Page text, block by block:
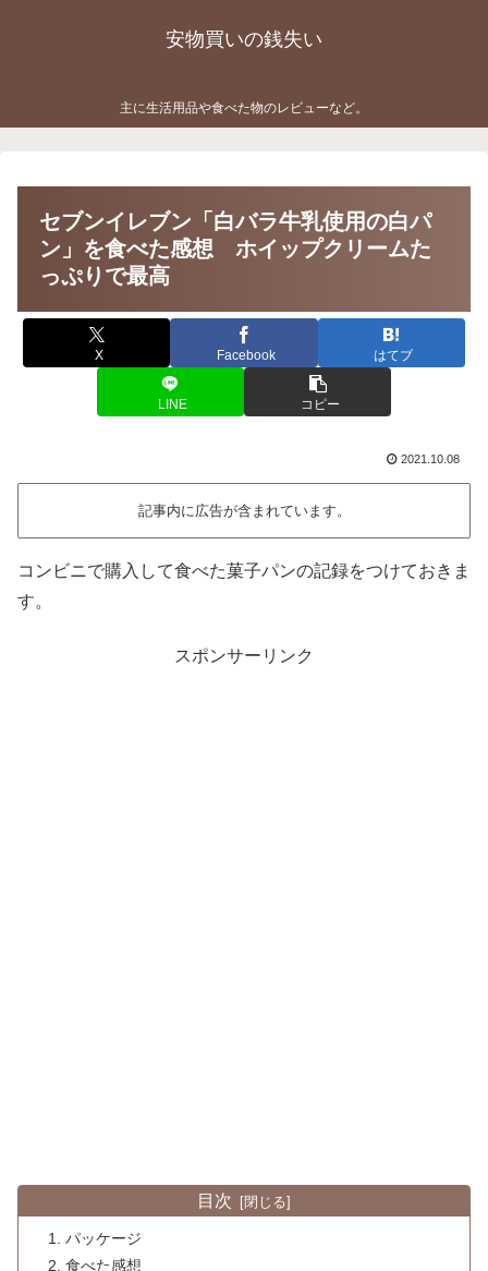
安物買いの銭失い
主に生活用品や食べた物のレビューなど。
セブンイレブン「白バラ牛乳使用の白パ
ン」を食べた感想 ホイップクリームた
っぷりで最高
X Facebook はてブ
LINE コピー
2021.10.08
記事内に広告が含まれています。
コンビニで購入して食べた菓子パンの記録をつけておきま
す。
スポンサーリンク
目次
パッケージ
食べた感想